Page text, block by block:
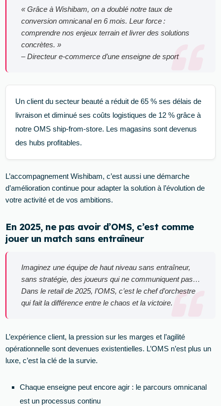
« Grâce à Wishibam, on a doublé notre taux de
conversion omnicanal en 6 mois. Leur force :
comprendre nos enjeux terrain et livrer des solutions
concrètes. »
– Directeur e-commerce d’une enseigne de sport
Un client du secteur beauté a réduit de 65 % ses délais de
livraison et diminué ses coûts logistiques de 12 % grâce à
notre OMS ship-from-store. Les magasins sont devenus
des hubs profitables.
L’accompagnement Wishibam, c’est aussi une démarche
d’amélioration continue pour adapter la solution à l’évolution de
votre activité et de vos ambitions.
En 2025, ne pas avoir d’OMS, c’est comme
jouer un match sans entraîneur
Imaginez une équipe de haut niveau sans entraîneur,
sans stratégie, des joueurs qui ne communiquent pas…
Dans le retail de 2025, l’OMS, c’est le chef d’orchestre
qui fait la différence entre le chaos et la victoire.
L’expérience client, la pression sur les marges et l’agilité
opérationnelle sont devenues existentielles. L’OMS n’est plus un
luxe, c’est la clé de la survie.
Chaque enseigne peut encore agir : le parcours omnicanal
est un processus continu